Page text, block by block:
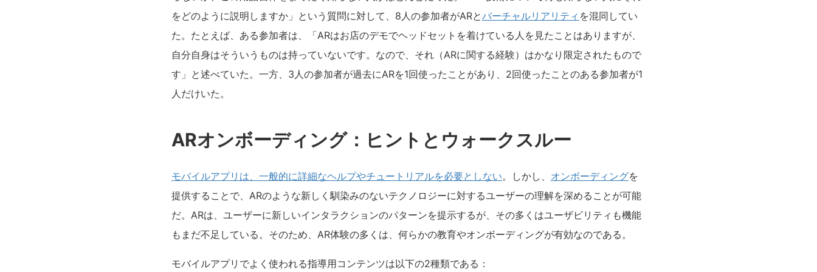
をどのように説明しますか」という質問に対して、8人の参加者がARとバーチャルリアリティ を混同してい
た。たとえば、ある参加者は、「ARはお店のデモでヘッドセットを着けている人を見たことはありますが、
自分自身はそういうものは持っていないです。なので、それ（ARに関する経験）はかなり限定されたもので
す」と述べていた。一方、3人の参加者が過去にARを1回使ったことがあり、2回使ったことのある参加者が1
人だけいた。
ARオンボーディング：ヒントとウォークスルー
モバイルアプリは、一般的に詳細なヘルプやチュートリアルを必要としない。しかし、 オンボーディングを
提供することで、ARのような新しく馴染みのないテクノロジーに対するユーザーの理解を深めることが可能
だ。ARは、ユーザーに新しいインタラクションのパターンを提示するが、その多くはユーザビリティも機能
もまだ不足している。そのため、AR体験の多くは、何らかの教育やオンボーディングが有効なのである。
モバイルアプリでよく使われる指導用コンテンツは以下の2種類である：